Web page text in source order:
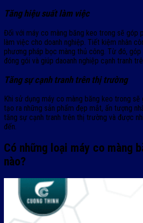
Tăng hiệu suất làm việc
Đối với máy co màng băng keo trong sẽ góp
làm việc cho doanh nghiệp. Tiết kiệm nhân
phương pháp bọc màng thủ công. Từ đó,
đóng gói và giúp daoanh nghiệp cạnh tranh
Tăng sự cạnh tranh trên thị trường
Khi sử dụng máy co màng băng keo trong sẽ
tạo ra những sản phẩm đẹp mắt, ấn tượng
tăng sự cạnh tranh trên thị trường và được
đến.
Có những loại máy co màng
nào?